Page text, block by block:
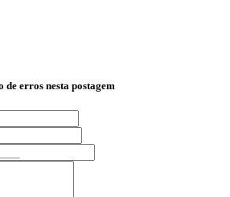
erros nesta postagem